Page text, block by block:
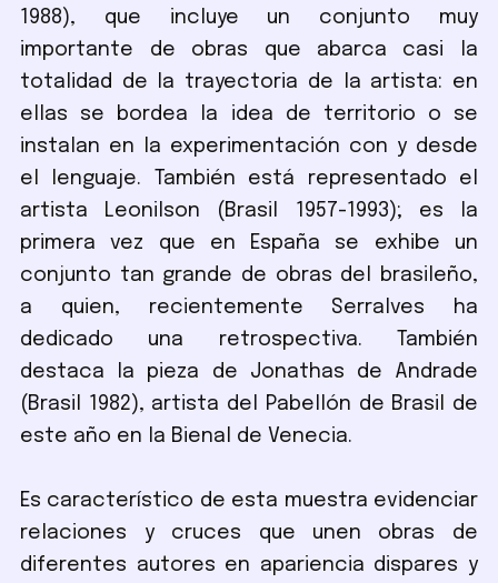
1988), que incluye un conjunto muy
importante de obras que abarca casi la
totalidad de la trayectoria de la artista: en
ellas se bordea la idea de territorio o se
instalan en la experimentación con y desde
el lenguaje. También está representado el
artista Leonilson (Brasil 1957-1993); es la
primera vez que en España se exhibe un
conjunto tan grande de obras del brasileño,
a quien, recientemente Serralves ha
dedicado una retrospectiva. También
destaca la pieza de Jonathas de Andrade
(Brasil 1982), artista del Pabellón de Brasil de
este año en la Bienal de Venecia.
Es característico de esta muestra evidenciar
relaciones y cruces que unen obras de
diferentes autores en apariencia dispares y